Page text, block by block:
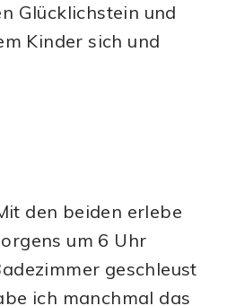
Glücklichstein und
Kinder sich und
den beiden erlebe
um 6 Uhr
geschleust
ich manchmal das